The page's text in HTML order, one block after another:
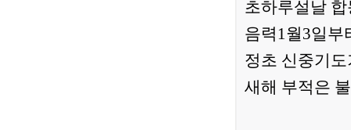
초하루설날
음력1월3일부
정초 신중기
새해 부적은